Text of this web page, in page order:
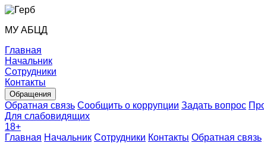
МУ АБЦД
Главная
Начальник
Сотрудники
Контакты
Обращения
Обратная связь Сообщить о коррупции Задать вопрос
Для слабовидящих
18+
Главная Начальник Сотрудники Контакты Обратная связь